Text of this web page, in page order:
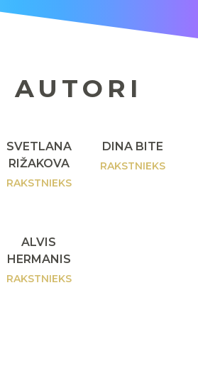
AUTORI
SVETLANA
RIŽAKOVA
RAKSTNIEKS
DINA BITE
RAKSTNIEKS
ALVIS
HERMANIS
RAKSTNIEKS